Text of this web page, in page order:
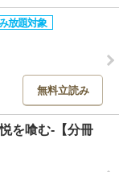
無料立読み
を喰む-【分冊